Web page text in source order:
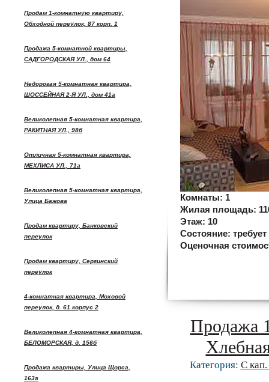
Продам 1-комнатную квартиру,
Обходной переулок, 87 корп. 1
Продажа 5-комнатной квартиры,
САДГОРОДСКАЯ УЛ., дом 64
Недорогая 5-комнатная квартира,
ШОССЕЙНАЯ 2-Я УЛ., дом 41а
Великолепная 5-комнатная квартира,
РАКИТНАЯ УЛ., 98б
Отличная 5-комнатная квартира,
МЕХЛИСА УЛ., 71а
Великолепная 5-комнатная квартира,
Улица Бажова
Продам квартиру, Банковский
переулок
Продам квартиру, Сергинский
переулок
4-комнатная квартира, Моховой
переулок, д. 61 корпус 2
Великолепная 4-комнатная квартира,
БЕЛОМОРСКАЯ, д. 156б
Продажа квартиры, Улица Щорса,
163а
Комнаты: 1
Жилая площадь:
Этаж: 10
Состояние:
Оценочная
Продажа
Категория: С